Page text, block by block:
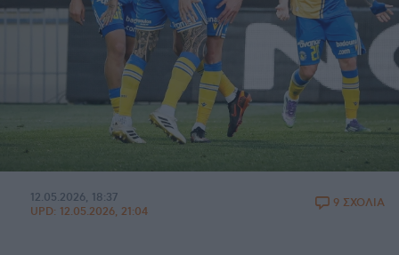
12.05.2026, 18:37
UPD: 12.05.2026, 21:04
9 ΣΧΟΛΙΑ